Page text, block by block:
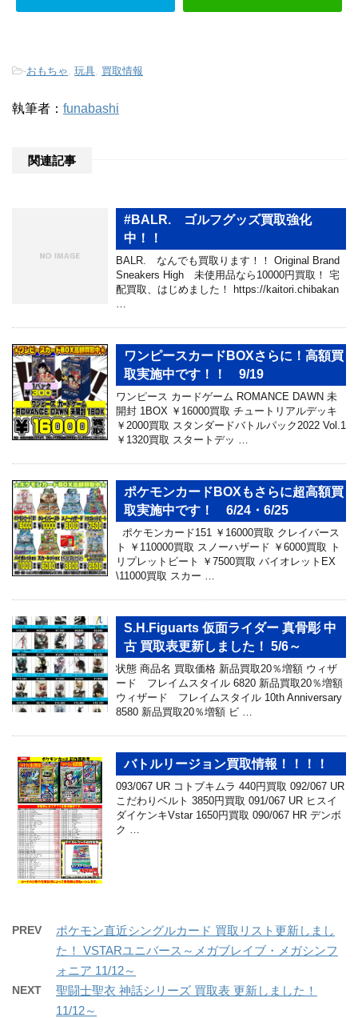
-おもちゃ, 玩具, 買取情報
執筆者： funabashi
関連記事
#BALR. ゴルフグッズ買取強化
中！！
BALR. なんでも買取ります！！ Original Brand
Sneakers High 未使用品なら10000円買取！ 宅
配買取、はじめました！ https://kaitori.chibakan
…
ワンピースカードBOXさらに！高額買
取実施中です！！ 9/19
ワンピース カードゲーム ROMANCE DAWN 未
開封 1BOX ￥16000買取 チュートリアルデッキ
￥2000買取 スタンダードバトルパック2022 Vol.1
￥1320買取 スタートデッ …
ポケモンカードBOXもさらに超高額買
取実施中です！ 6/24・6/25
ポケモンカード151 ￥16000買取 クレイバース
ト ￥110000買取 スノーハザード ￥6000買取 ト
リプレットビート ￥7500買取 バイオレットEX
\11000買取 スカー …
S.H.Figuarts 仮面ライダー 真骨彫 中
古 買取表更新しました！ 5/6～
状態 商品名 買取価格 新品買取20％増額 ウィザ
ード フレイムスタイル 6820 新品買取20％増額
ウィザード フレイムスタイル 10th Anniversary
8580 新品買取20％増額 ビ …
バトルリージョン買取情報！！！！
093/067 UR コトブキムラ 440円買取 092/067 UR
こだわりベルト 3850円買取 091/067 UR ヒスイ
ダイケンキVstar 1650円買取 090/067 HR デンボ
ク …
PREV
ポケモン直近シングルカード 買取リスト更新しまし
た！ VSTARユニバース～メガブレイブ・メガシンフ
ォニア 11/12～
NEXT
聖闘士聖衣 神話シリーズ 買取表 更新しました！
11/12～